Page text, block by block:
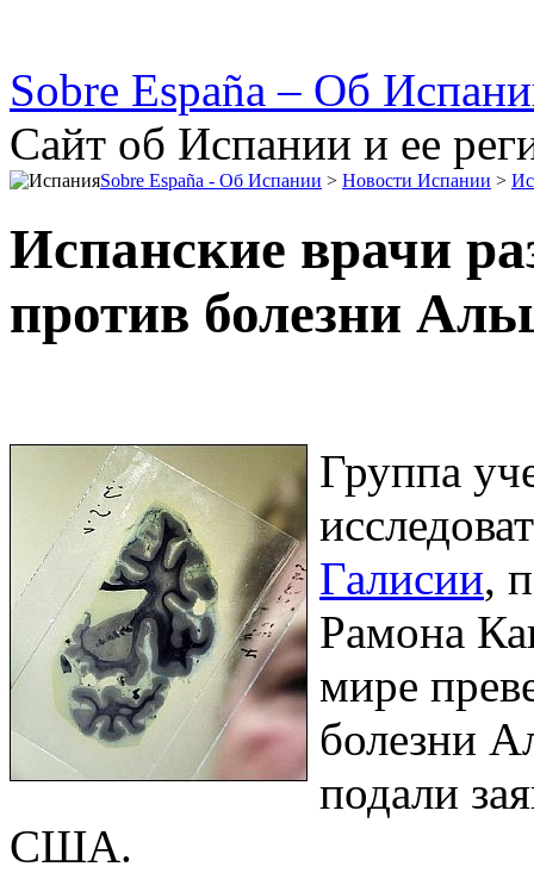
Sobre España – Об
Сайт об Испании и ее
Sobre España - Об Испании > Новости Испании >
Испанские врачи
против болезни
Группа
Галисии,
Рамона
мире
болезни
подали
США.